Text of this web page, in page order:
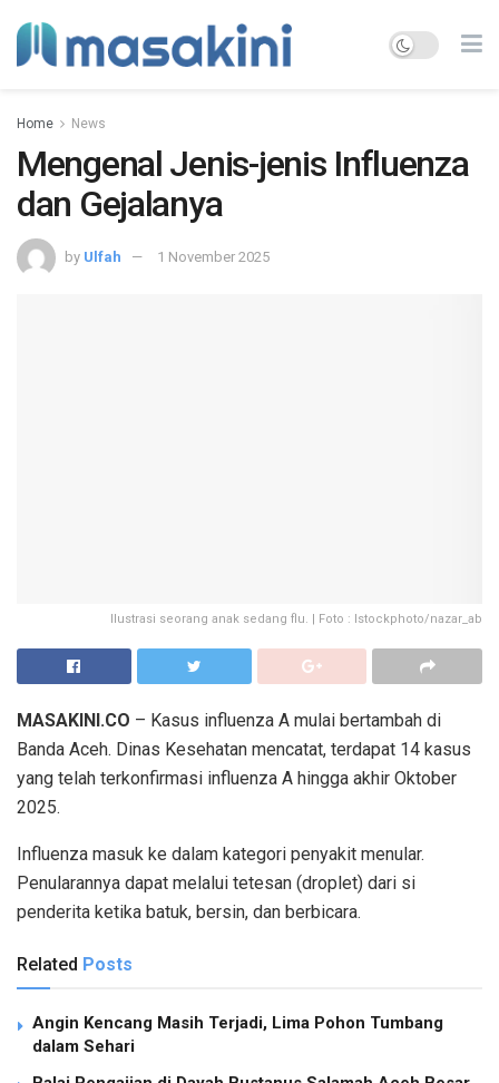
Home News
Mengenal Jenis-jenis Influenza
dan Gejalanya
by Ulfah 1 November 2025
Ilustrasi seorang anak sedang flu. | Foto : Istockphoto/nazar_ab
MASAKINI.CO – Kasus influenza A mulai bertambah di
Banda Aceh. Dinas Kesehatan mencatat, terdapat 14 kasus
yang telah terkonfirmasi influenza A hingga akhir Oktober
2025.
Influenza masuk ke dalam kategori penyakit menular.
Penularannya dapat melalui tetesan (droplet) dari si
penderita ketika batuk, bersin, dan berbicara.
Related Posts
Angin Kencang Masih Terjadi, Lima Pohon Tumbang
dalam Sehari